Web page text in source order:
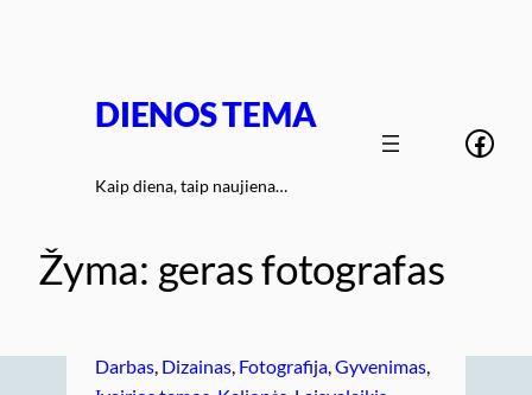
DIENOS TEMA
Kaip diena, taip naujiena…
Žyma: geras fotografas
Darbas Dizainas Fotografija Gyvenimas